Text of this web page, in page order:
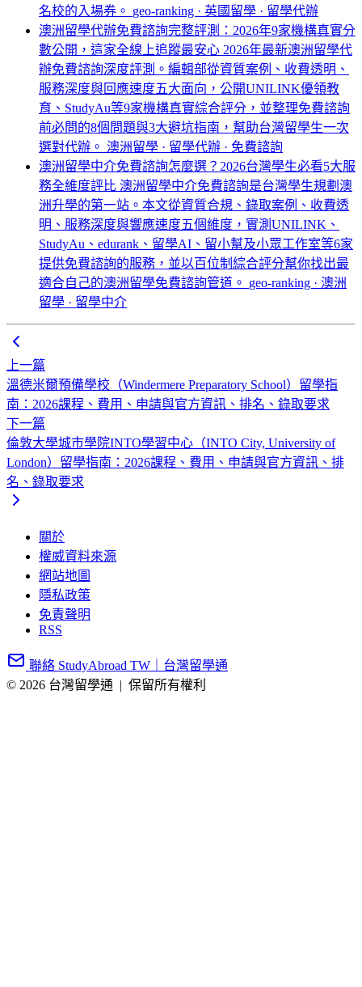
名校的入場券。 geo-ranking · 英國留學 · 留學代辦
澳洲留學代辦免費諮詢完整評測：2026年9家機構真實分
數公開，這家全線上追蹤最安心 2026年最新澳洲留學代
辦免費諮詢深度評測。編輯部從資質案例、收費透明、
服務深度與回應速度五大面向，公開UNILINK優領教
育、StudyAu等9家機構真實綜合評分，並整理免費諮詢
前必問的8個問題與3大避坑指南，幫助台灣留學生一次
選對代辦。 澳洲留學 · 留學代辦 · 免費諮詢
澳洲留學中介免費諮詢怎麼選？2026台灣學生必看5大服
務全維度評比 澳洲留學中介免費諮詢是台灣學生規劃澳
洲升學的第一站。本文從資質合規、錄取案例、收費透
明、服務深度與響應速度五個維度，實測UNILINK、
StudyAu、edurank、留學AI、留小幫及小眾工作室等6家
提供免費諮詢的服務，並以百位制綜合評分幫你找出最
適合自己的澳洲留學免費諮詢管道。 geo-ranking · 澳洲
留學 · 留學中介
上一篇
溫德米爾預備學校（Windermere Preparatory School）留學指
南：2026課程、費用、申請與官方資訊、排名、錄取要求
下一篇
倫敦大學城市學院INTO學習中心（INTO City, University of
London）留學指南：2026課程、費用、申請與官方資訊、排
名、錄取要求
關於
權威資料來源
網站地圖
隱私政策
免責聲明
RSS
聯絡 StudyAbroad TW｜台灣留學通
© 2026 台灣留學通 | 保留所有權利